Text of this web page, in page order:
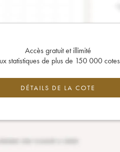
Accès gratuit et illimité
statistiques de plus de 150 000 cotes
DÉTAILS DE LA COTE